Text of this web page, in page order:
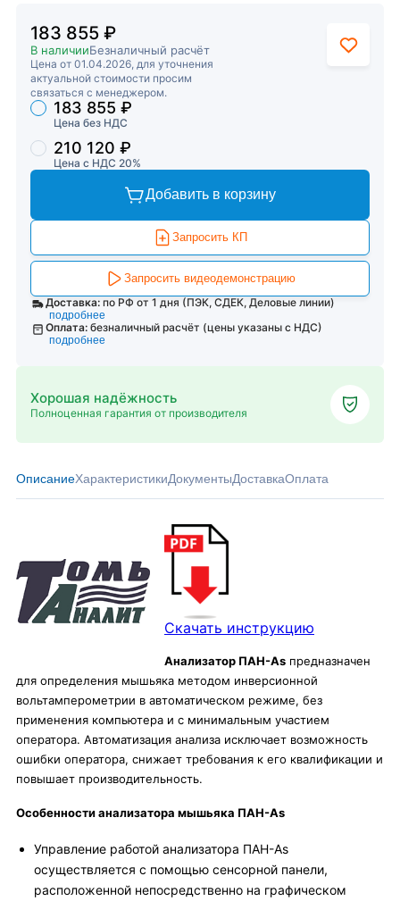
183 855 ₽
В наличииБезналичный расчёт
Цена от 01.04.2026, для уточнения
актуальной стоимости просим
связаться с менеджером.
Торговые предложения
Цена без НДС
183 855 ₽
Цена с НДС 20%
210 120 ₽
Добавить в корзину
Запросить КП
Запросить видеодемонстрацию
Доставка: по РФ от 1 дня (ПЭК, СДЕК, Деловые линии)
подробнее
Оплата: безналичный расчёт (цены указаны с НДС)
подробнее
Хорошая надёжность
Полноценная гарантия от производителя
ОписаниеХарактеристикиДокументыДоставкаОплата
Скачать инструкцию
Анализатор ПАН-As предназначен
для определения мышьяка методом инверсионной
вольтамперометрии в автоматическом режиме, без
применения компьютера и с минимальным участием
оператора. Автоматизация анализа исключает возможность
ошибки оператора, снижает требования к его квалификации и
повышает производительность.
Особенности анализатора мышьяка ПАН-As
Управление работой анализатора ПАН-As
осуществляется с помощью сенсорной панели,
расположенной непосредственно на графическом